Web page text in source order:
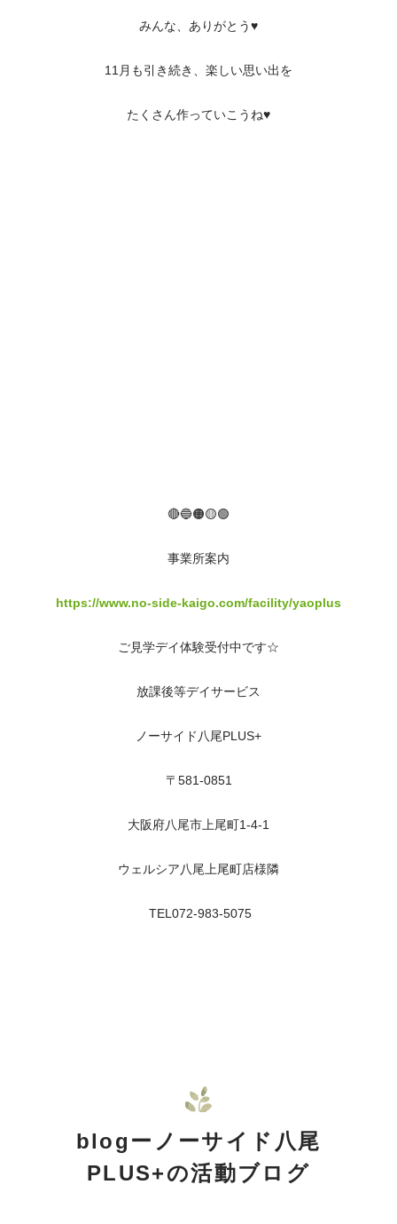
みんな、ありがとう♥️
11月も引き続き、楽しい思い出を
たくさん作っていこうね♥️
🔴🔵🟠🟡🟢
事業所案内
https://www.no-side-kaigo.com/facility/yaoplus
ご見学デイ体験受付中です☆
放課後等デイサービス
ノーサイド八尾PLUS+
〒581-0851
大阪府八尾市上尾町1-4-1
ウェルシア八尾上尾町店様隣
TEL072-983-5075
blogーノーサイド八尾
PLUS+の活動ブログ